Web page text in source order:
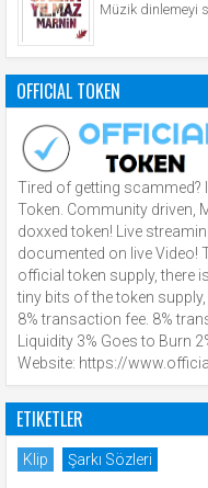
Müzik dinlemeyi
OFFICIAL TOKEN
Tired of getting scammed?
Token. Community driven,
doxxed token! Live
documented on live Video!
official token supply, there
tiny bits of the token
8% transaction fee. 8%
Liquidity 3% Goes to Burn
Website: https://
ETIKETLER
Klip Şarkı Sözleri